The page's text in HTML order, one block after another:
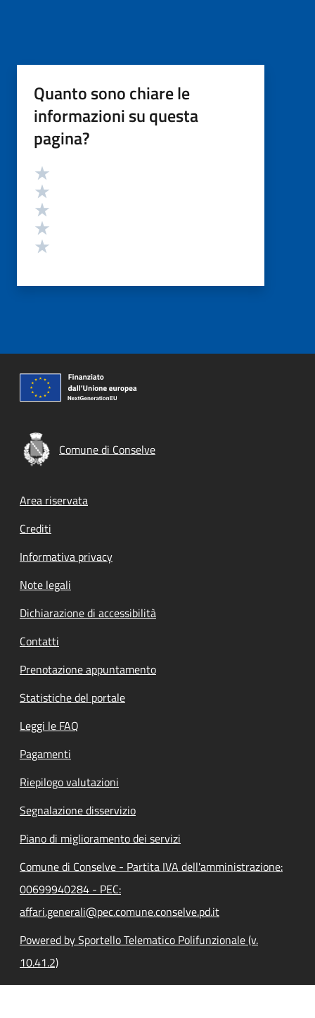
Quanto sono chiare le
informazioni su questa
pagina?
Valutazione
Comune di Conselve
Footer menu
Area riservata
Crediti
Informativa privacy
Note legali
Dichiarazione di accessibilità
Contatti
Prenotazione appuntamento
Statistiche del portale
Leggi le FAQ
Pagamenti
Riepilogo valutazioni
Segnalazione disservizio
Piano di miglioramento dei servizi
Comune di Conselve - Partita IVA dell'amministrazione:
00699940284 - PEC:
affari.generali@pec.comune.conselve.pd.it
Powered by Sportello Telematico Polifunzionale (v.
10.41.2)